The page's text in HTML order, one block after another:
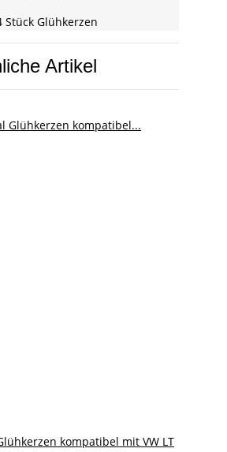
Stück Glühkerzen
Artikel
kompatibel mit VW LT